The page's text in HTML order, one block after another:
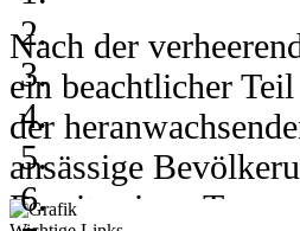
Grad. Am 8. des
auf 28 Grad runter.
06. - 08. Juli 2003
Nach der
ein beachtlicher
der
ansässige
Bereits einen Tag